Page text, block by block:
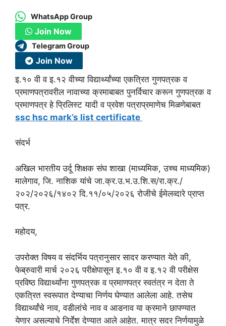
WhatsApp Group
Join Now
Telegram Group
Join Now
इ.१० वी व इ.१२ वीच्या विद्यार्थ्यांच्या एकत्रित गुणपत्रक व
प्रमाणपत्रावरील नावाच्या क्रमाबाबत पुनर्विचार करून गुणपत्रक व
प्रमाणपत्र हे प्रिलिस्ट यादी व प्रवेश पत्राप्रमाणेच मिळणेबाबत
ssc hsc mark’s list certificate
संदर्भ
अखिल भारतीय उर्दू शिक्षक संघ शाखा (माध्यमिक, उच्च माध्यमिक)
मालेगाव, जि. नाशिक यांचे जा.क्र.उ.भ.उ.शि.स/रा.क्र./
२०२/२०२६/१४०२ दि.११/०५/२०२६ रोजीचे ईमेलव्दारे प्राप्त
पत्र.
महोदय,
उपरोक्त विषय व संदर्भिय पत्रानुसार सादर करण्यात येते की,
फेब्रुवारी मार्च २०२६ परीक्षेपासून इ.१० वी व इ.१२ वी परीक्षेस
प्रविष्ठ विद्यार्थ्यांना गुणपत्रक व प्रमाणपत्र स्वतंत्र न देता ते
एकत्रित स्वरूपात देण्याचा निर्णय घेण्यात आलेला आहे. तसेच
विद्यार्थ्यांचे नाव, वडीलांचे नाव व आडनाव या क्रमाने छापण्यात
येणार असल्याचे निर्देश देण्यात आले आहेत. मात्र सदर निर्णयामुळे